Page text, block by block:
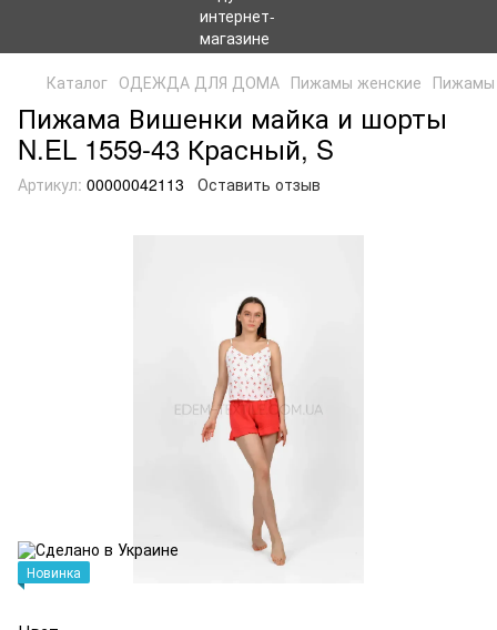
Каталог ОДЕЖДА ДЛЯ ДОМА Пижамы женские Пижамы
Пижама Вишенки майка и шорты
N.EL 1559-43 Красный, S
Артикул: 00000042113 Оставить отзыв
Новинка